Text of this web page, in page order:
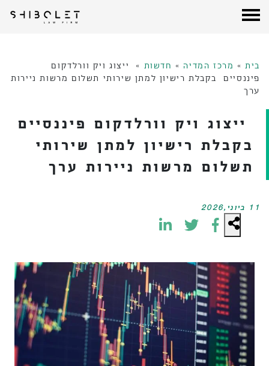
בית » מרכז המדיה» חדשות »
ייצוג ויק וורלדקום
פיננסיים בקבלת רישיון למתן שירותי תשלום מרשות ניירות
ערך
ייצוג ויק וורלדקום פיננסיים
בקבלת רישיון למתן שירותי
תשלום מרשות ניירות ערך
11 ביוני,2026